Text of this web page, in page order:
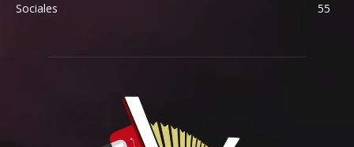
Sociales
55